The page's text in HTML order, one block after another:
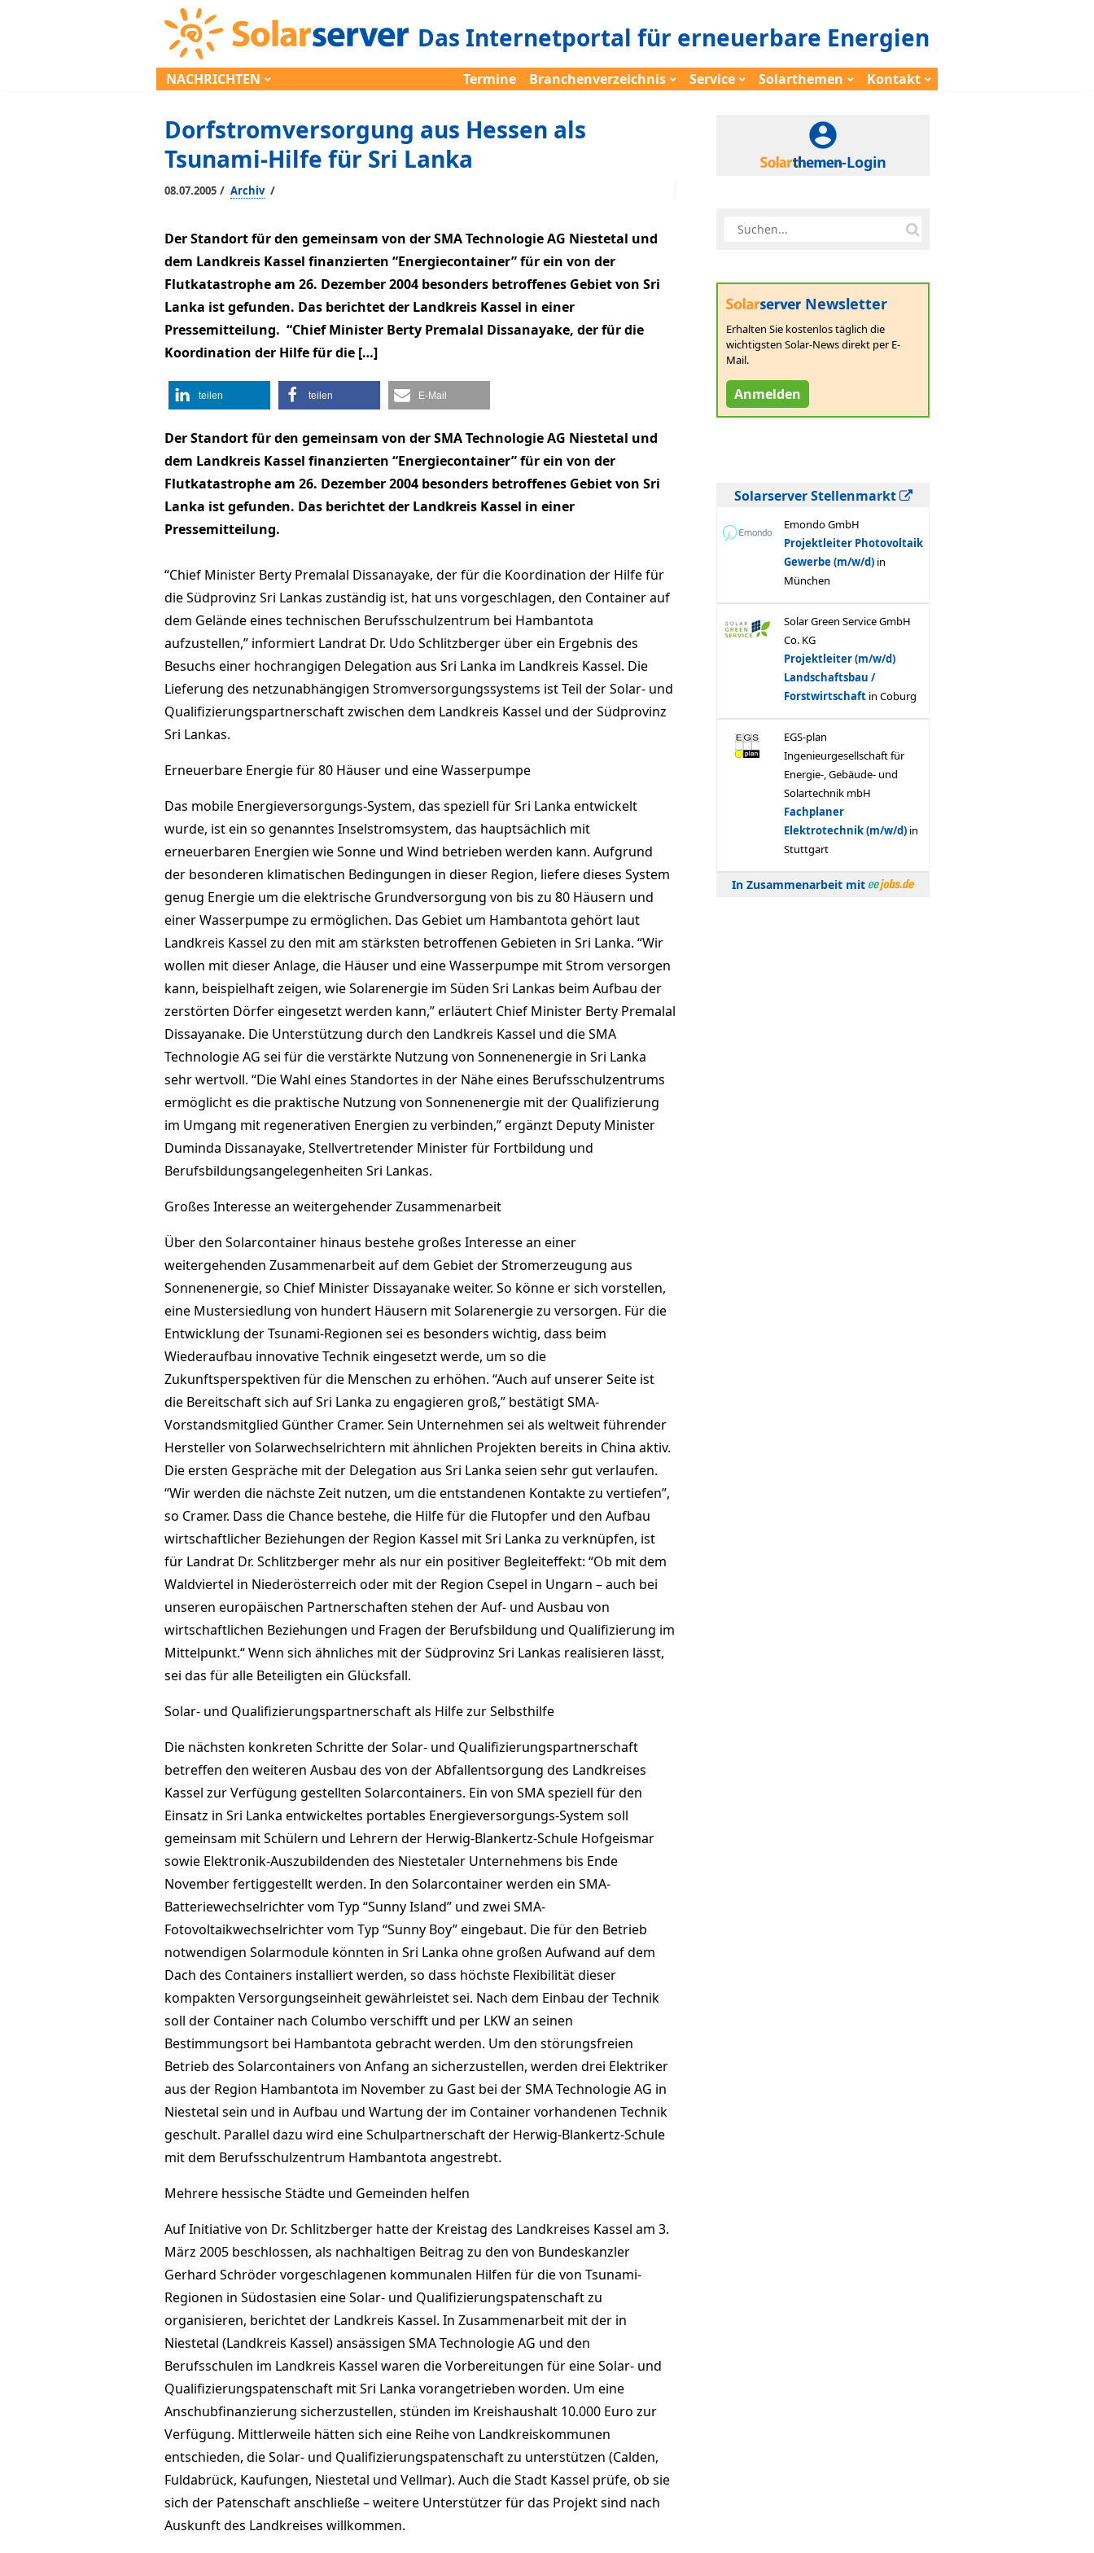
Das Internetportal für erneuerbare Energien
NACHRICHTEN Termine Branchenverzeichnis Service Solarthemen Kontakt
Dorfstromversorgung aus Hessen als
Tsunami-Hilfe für Sri Lanka
08.07.2005 / Archiv /
Der Standort für den gemeinsam von der SMA Technologie AG Niestetal und
dem Landkreis Kassel finanzierten “Energiecontainer” für ein von der
Flutkatastrophe am 26. Dezember 2004 besonders betroffenes Gebiet von Sri
Lanka ist gefunden. Das berichtet der Landkreis Kassel in einer
Pressemitteilung. “Chief Minister Berty Premalal Dissanayake, der für die
Koordination der Hilfe für die […]
teilen teilen E-Mail
Der Standort für den gemeinsam von der SMA Technologie AG Niestetal und
dem Landkreis Kassel finanzierten “Energiecontainer” für ein von der
Flutkatastrophe am 26. Dezember 2004 besonders betroffenes Gebiet von Sri
Lanka ist gefunden. Das berichtet der Landkreis Kassel in einer
Pressemitteilung.
“Chief Minister Berty Premalal Dissanayake, der für die Koordination der Hilfe für
die Südprovinz Sri Lankas zuständig ist, hat uns vorgeschlagen, den Container auf
dem Gelände eines technischen Berufsschulzentrum bei Hambantota
aufzustellen,” informiert Landrat Dr. Udo Schlitzberger über ein Ergebnis des
Besuchs einer hochrangigen Delegation aus Sri Lanka im Landkreis Kassel. Die
Lieferung des netzunabhängigen Stromversorgungssystems ist Teil der Solar- und
Qualifizierungspartnerschaft zwischen dem Landkreis Kassel und der Südprovinz
Sri Lankas.
Erneuerbare Energie für 80 Häuser und eine Wasserpumpe
Das mobile Energieversorgungs-System, das speziell für Sri Lanka entwickelt
wurde, ist ein so genanntes Inselstromsystem, das hauptsächlich mit
erneuerbaren Energien wie Sonne und Wind betrieben werden kann. Aufgrund
der besonderen klimatischen Bedingungen in dieser Region, liefere dieses System
genug Energie um die elektrische Grundversorgung von bis zu 80 Häusern und
einer Wasserpumpe zu ermöglichen. Das Gebiet um Hambantota gehört laut
Landkreis Kassel zu den mit am stärksten betroffenen Gebieten in Sri Lanka. “Wir
wollen mit dieser Anlage, die Häuser und eine Wasserpumpe mit Strom versorgen
kann, beispielhaft zeigen, wie Solarenergie im Süden Sri Lankas beim Aufbau der
zerstörten Dörfer eingesetzt werden kann,” erläutert Chief Minister Berty Premalal
Dissayanake. Die Unterstützung durch den Landkreis Kassel und die SMA
Technologie AG sei für die verstärkte Nutzung von Sonnenenergie in Sri Lanka
sehr wertvoll. “Die Wahl eines Standortes in der Nähe eines Berufsschulzentrums
ermöglicht es die praktische Nutzung von Sonnenenergie mit der Qualifizierung
im Umgang mit regenerativen Energien zu verbinden,” ergänzt Deputy Minister
Duminda Dissanayake, Stellvertretender Minister für Fortbildung und
Berufsbildungsangelegenheiten Sri Lankas.
Großes Interesse an weitergehender Zusammenarbeit
Über den Solarcontainer hinaus bestehe großes Interesse an einer
weitergehenden Zusammenarbeit auf dem Gebiet der Stromerzeugung aus
Sonnenenergie, so Chief Minister Dissayanake weiter. So könne er sich vorstellen,
eine Mustersiedlung von hundert Häusern mit Solarenergie zu versorgen. Für die
Entwicklung der Tsunami-Regionen sei es besonders wichtig, dass beim
Wiederaufbau innovative Technik eingesetzt werde, um so die
Zukunftsperspektiven für die Menschen zu erhöhen. “Auch auf unserer Seite ist
die Bereitschaft sich auf Sri Lanka zu engagieren groß,” bestätigt SMA-
Vorstandsmitglied Günther Cramer. Sein Unternehmen sei als weltweit führender
Hersteller von Solarwechselrichtern mit ähnlichen Projekten bereits in China aktiv.
Die ersten Gespräche mit der Delegation aus Sri Lanka seien sehr gut verlaufen.
“Wir werden die nächste Zeit nutzen, um die entstandenen Kontakte zu vertiefen”,
so Cramer. Dass die Chance bestehe, die Hilfe für die Flutopfer und den Aufbau
wirtschaftlicher Beziehungen der Region Kassel mit Sri Lanka zu verknüpfen, ist
für Landrat Dr. Schlitzberger mehr als nur ein positiver Begleiteffekt: “Ob mit dem
Waldviertel in Niederösterreich oder mit der Region Csepel in Ungarn – auch bei
unseren europäischen Partnerschaften stehen der Auf- und Ausbau von
wirtschaftlichen Beziehungen und Fragen der Berufsbildung und Qualifizierung im
Mittelpunkt.“ Wenn sich ähnliches mit der Südprovinz Sri Lankas realisieren lässt,
sei das für alle Beteiligten ein Glücksfall.
Solar- und Qualifizierungspartnerschaft als Hilfe zur Selbsthilfe
Die nächsten konkreten Schritte der Solar- und Qualifizierungspartnerschaft
betreffen den weiteren Ausbau des von der Abfallentsorgung des Landkreises
Kassel zur Verfügung gestellten Solarcontainers. Ein von SMA speziell für den
Einsatz in Sri Lanka entwickeltes portables Energieversorgungs-System soll
gemeinsam mit Schülern und Lehrern der Herwig-Blankertz-Schule Hofgeismar
sowie Elektronik-Auszubildenden des Niestetaler Unternehmens bis Ende
November fertiggestellt werden. In den Solarcontainer werden ein SMA-
Batteriewechselrichter vom Typ “Sunny Island” und zwei SMA-
Fotovoltaikwechselrichter vom Typ “Sunny Boy” eingebaut. Die für den Betrieb
notwendigen Solarmodule könnten in Sri Lanka ohne großen Aufwand auf dem
Dach des Containers installiert werden, so dass höchste Flexibilität dieser
kompakten Versorgungseinheit gewährleistet sei. Nach dem Einbau der Technik
soll der Container nach Columbo verschifft und per LKW an seinen
Bestimmungsort bei Hambantota gebracht werden. Um den störungsfreien
Betrieb des Solarcontainers von Anfang an sicherzustellen, werden drei Elektriker
aus der Region Hambantota im November zu Gast bei der SMA Technologie AG in
Niestetal sein und in Aufbau und Wartung der im Container vorhandenen Technik
geschult. Parallel dazu wird eine Schulpartnerschaft der Herwig-Blankertz-Schule
mit dem Berufsschulzentrum Hambantota angestrebt.
Mehrere hessische Städte und Gemeinden helfen
Auf Initiative von Dr. Schlitzberger hatte der Kreistag des Landkreises Kassel am 3.
März 2005 beschlossen, als nachhaltigen Beitrag zu den von Bundeskanzler
Gerhard Schröder vorgeschlagenen kommunalen Hilfen für die von Tsunami-
Regionen in Südostasien eine Solar- und Qualifizierungspatenschaft zu
organisieren, berichtet der Landkreis Kassel. In Zusammenarbeit mit der in
Niestetal (Landkreis Kassel) ansässigen SMA Technologie AG und den
Berufsschulen im Landkreis Kassel waren die Vorbereitungen für eine Solar- und
Qualifizierungspatenschaft mit Sri Lanka vorangetrieben worden. Um eine
Anschubfinanzierung sicherzustellen, stünden im Kreishaushalt 10.000 Euro zur
Verfügung. Mittlerweile hätten sich eine Reihe von Landkreiskommunen
entschieden, die Solar- und Qualifizierungspatenschaft zu unterstützen (Calden,
Fuldabrück, Kaufungen, Niestetal und Vellmar). Auch die Stadt Kassel prüfe, ob sie
sich der Patenschaft anschließe – weitere Unterstützer für das Projekt sind nach
Auskunft des Landkreises willkommen.
-Login
Newsletter
Erhalten Sie kostenlos täglich die
wichtigsten Solar-News direkt per E-
Mail.
Anmelden
Solarserver Stellenmarkt
In Zusammenarbeit mit